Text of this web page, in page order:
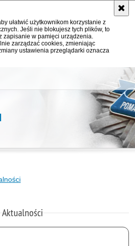
ułatwić użytkownikom korzystanie z
Jeśli nie blokujesz tych plików, to
zapisanie w pamięci urządzenia.
zarządzać cookies, zmieniając
ustawienia przeglądarki oznacza
Aktualności